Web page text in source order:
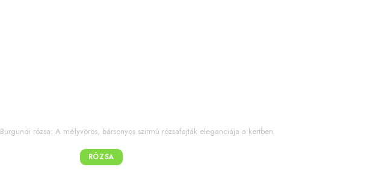
Burgundi rózsa: A mélyvörös, bársonyos szirmú rózsafajták eleganciája a kertben
RÓZSA